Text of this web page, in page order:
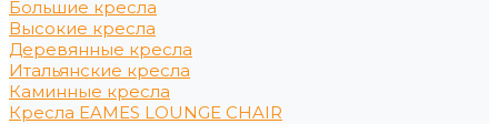
Большие кресла
Высокие кресла
Деревянные кресла
Итальянские кресла
Каминные кресла
Кресла EAMES LOUNGE CHAIR